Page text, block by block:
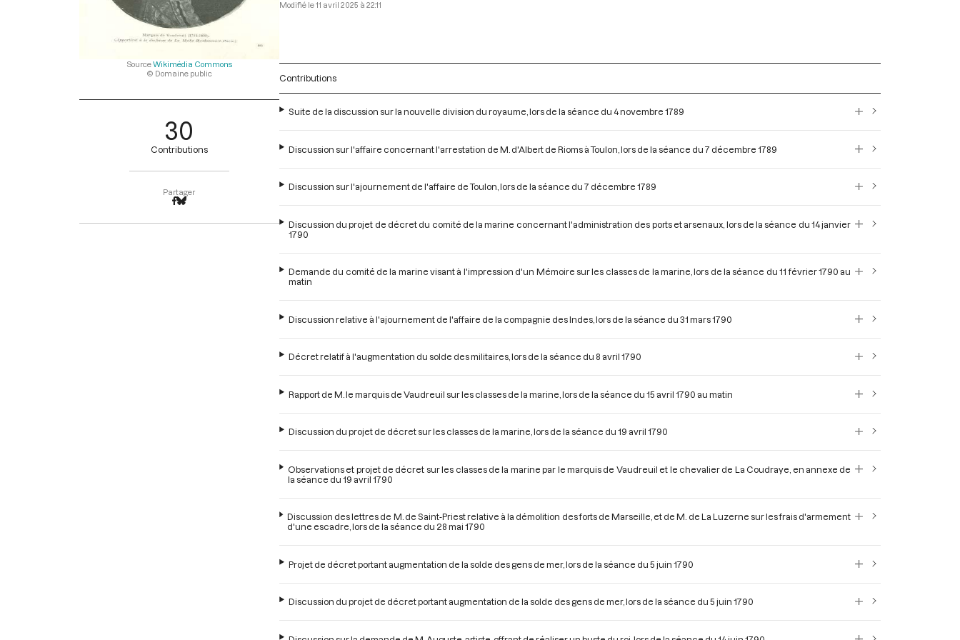
SourceWikimédia Commons
© Domaine public
30
Contributions
Partager
11 avril 2025 à 22:11
Contributions
Suite de la discussion sur la nouvelle division du royaume, lors de la séance du 4 novembre 1789
Discussion sur l'affaire concernant l'arrestation de M. d'Albert de Rioms à Toulon, lors de la séance du 7 décembre 1789
Discussion sur l'ajournement de l'affaire de Toulon, lors de la séance du 7 décembre 1789
Discussion du projet de décret du comité de la marine concernant l'administration des ports et arsenaux, lors de la séance du 14 janvier
1790
Demande du comité de la marine visant à l'impression d'un Mémoire sur les classes de la marine, lors de la séance du 11 février 1790 au
matin
Discussion relative à l'ajournement de l'affaire de la compagnie des Indes, lors de la séance du 31 mars 1790
Décret relatif à l'augmentation du solde des militaires, lors de la séance du 8 avril 1790
Rapport de M. le marquis de Vaudreuil sur les classes de la marine, lors de la séance du 15 avril 1790 au matin
Discussion du projet de décret sur les classes de la marine, lors de la séance du 19 avril 1790
Observations et projet de décret sur les classes de la marine par le marquis de Vaudreuil et le chevalier de La Coudraye, en annexe de
la séance du 19 avril 1790
Discussion des lettres de M. de Saint-Priest relative à la démolition des forts de Marseille, et de M. de La Luzerne sur les frais d'armement
d'une escadre, lors de la séance du 28 mai 1790
Projet de décret portant augmentation de la solde des gens de mer, lors de la séance du 5 juin 1790
Discussion du projet de décret portant augmentation de la solde des gens de mer, lors de la séance du 5 juin 1790